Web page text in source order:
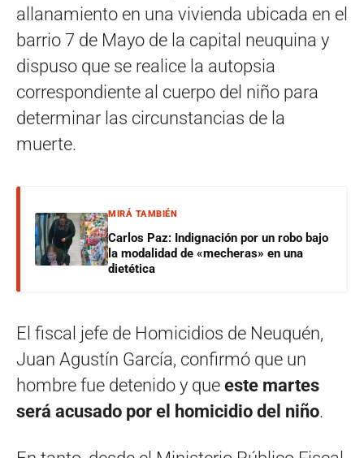
allanamiento en una vivienda ubicada en el
barrio 7 de Mayo de la capital neuquina y
dispuso que se realice la autopsia
correspondiente al cuerpo del niño para
determinar las circunstancias de la
muerte.
MIRÁ TAMBIÉN
Carlos Paz: Indignación por un robo bajo
la modalidad de «mecheras» en una
dietética
El fiscal jefe de Homicidios de Neuquén,
Juan Agustín García, confirmó que un
hombre fue detenido y que este martes
será acusado por el homicidio del niño.